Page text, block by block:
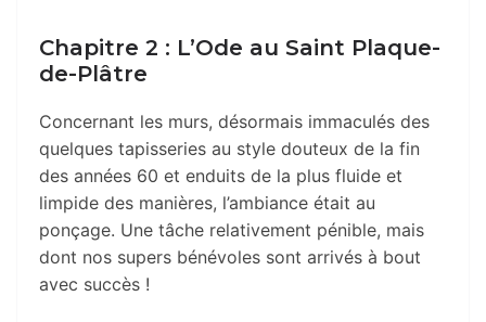
Chapitre 2 : L’Ode au Saint Plaque-
de-Plâtre
Concernant les murs, désormais immaculés des
quelques tapisseries au style douteux de la fin
des années 60 et enduits de la plus fluide et
limpide des manières, l’ambiance était au
ponçage. Une tâche relativement pénible, mais
dont nos supers bénévoles sont arrivés à bout
avec succès !